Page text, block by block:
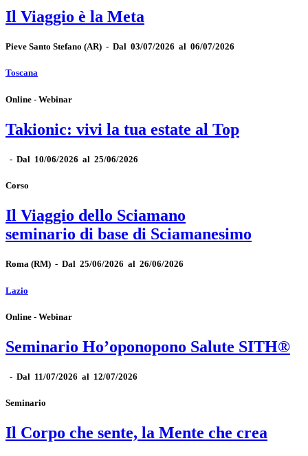
Il Viaggio è la Meta
Pieve Santo Stefano (AR) - Dal 03/07/2026 al 06/07/2026
Toscana
Online - Webinar
Takionic: vivi la tua estate al Top
- Dal 10/06/2026 al 25/06/2026
Corso
Il Viaggio dello Sciamano
seminario di base di Sciamanesimo
Roma (RM) - Dal 25/06/2026 al 26/06/2026
Lazio
Online - Webinar
Seminario Ho’oponopono Salute SITH®
- Dal 11/07/2026 al 12/07/2026
Seminario
Il Corpo che sente, la Mente che crea